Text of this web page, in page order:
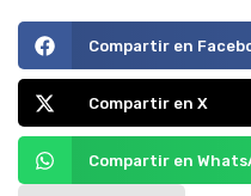
Compartir en
Compartir en X
Compartir en